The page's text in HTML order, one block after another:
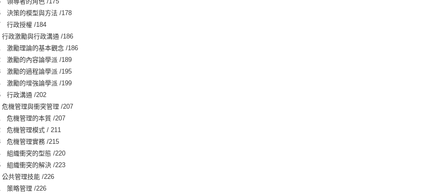
決策的模型與方法 /178
行政授權 /184
行政激勵與行政溝通 /186
激勵理論的基本觀念 /186
激勵的內容論學派 /189
激勵的過程論學派 /195
激勵的增強論學派 /199
行政溝通 /202
危機管理與衝突管理 /207
危機管理的本質 /207
危機管理模式 / 211
危機管理實務 /215
組織衝突的型態 /220
組織衝突的解決 /223
公共管理技能 /226
策略管理 /226